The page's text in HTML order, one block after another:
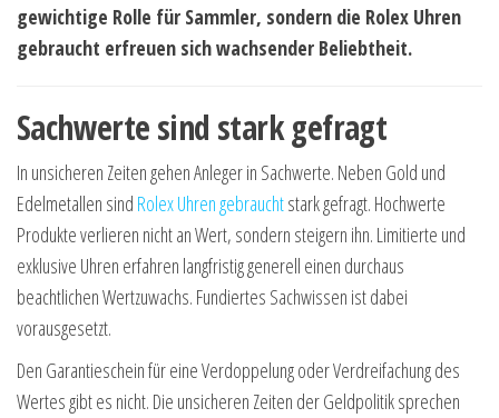
gewichtige Rolle für Sammler, sondern die Rolex Uhren
gebraucht erfreuen sich wachsender Beliebtheit.
Sachwerte sind stark gefragt
In unsicheren Zeiten gehen Anleger in Sachwerte. Neben Gold und
Edelmetallen sind Rolex Uhren gebrauchtstark gefragt. Hochwerte
Produkte verlieren nicht an Wert, sondern steigern ihn. Limitierte und
exklusive Uhren erfahren langfristig generell einen durchaus
beachtlichen Wertzuwachs. Fundiertes Sachwissen ist dabei
vorausgesetzt.
Den Garantieschein für eine Verdoppelung oder Verdreifachung des
Wertes gibt es nicht. Die unsicheren Zeiten der Geldpolitik sprechen